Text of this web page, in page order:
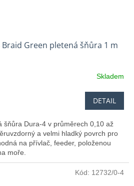
Braid Green pletená šňůra 1 m
Skladem
DETAIL
šňůra Dura-4 v průměrech 0,10 až
a velmi hladký povrch pro
na přívlač, feeder, položenou
moře.
Kód: 12732/0-4